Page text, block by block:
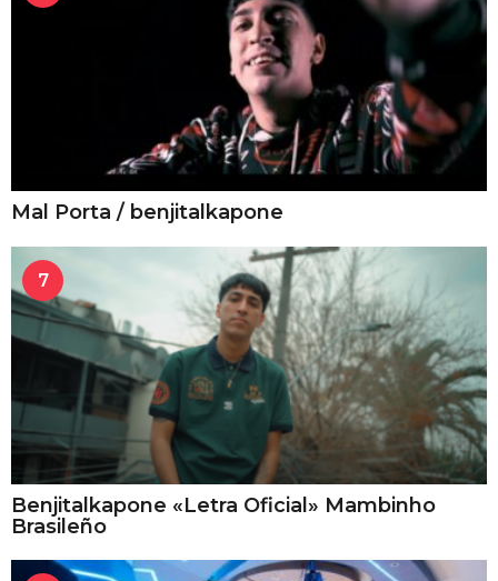
Mal Porta / benjitalkapone
7
Benjitalkapone «Letra Oficial» Mambinho
Brasileño